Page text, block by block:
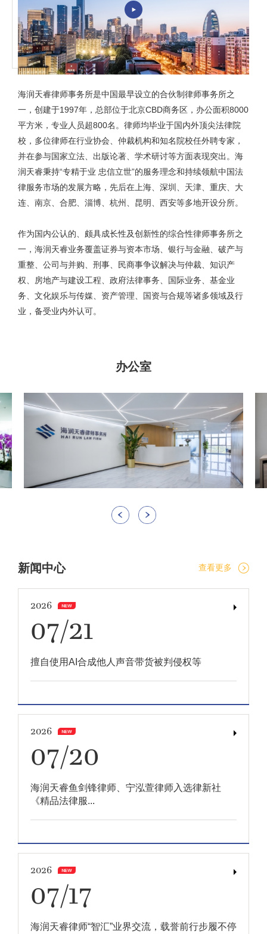
海润天睿律师事务所是中国最早设立的合伙制律师事务所之
一，创建于1997年，总部位于北京CBD商务区，办公面积8000
平方米，专业人员超800名。律师均毕业于国内外顶尖法律院
校，多位律师在行业协会、仲裁机构和知名院校任外聘专家，
并在参与国家立法、出版论著、学术研讨等方面表现突出。海
润天睿秉持“专精于业 忠信立世”的服务理念和持续领航中国法
律服务市场的发展方略，先后在上海、深圳、天津、重庆、大
连、南京、合肥、淄博、杭州、昆明、西安等多地开设分所。
作为国内公认的、颇具成长性及创新性的综合性律师事务所之
一，海润天睿业务覆盖证券与资本市场、银行与金融、破产与
重整、公司与并购、刑事、民商事争议解决与仲裁、知识产
权、房地产与建设工程、政府法律事务、国际业务、基金业
务、文化娱乐与传媒、资产管理、国资与合规等诸多领域及行
业，备受业内外认可。
办公室
新闻中心 查看更多
2026
07/21
擅自使用AI合成他人声音带货被判侵权等
2026
07/20
海润天睿鱼剑锋律师、宁泓萱律师入选律新社
《精品法律服...
2026
07/17
海润天睿律师“智汇”业界交流，载誉前行步履不停